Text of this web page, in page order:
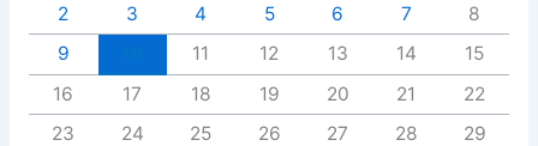
2
3 4 5 6 7
8
9
11 12 13 14
15
16
17 18 19 20 21
22
23
24 25 26 27 28
29